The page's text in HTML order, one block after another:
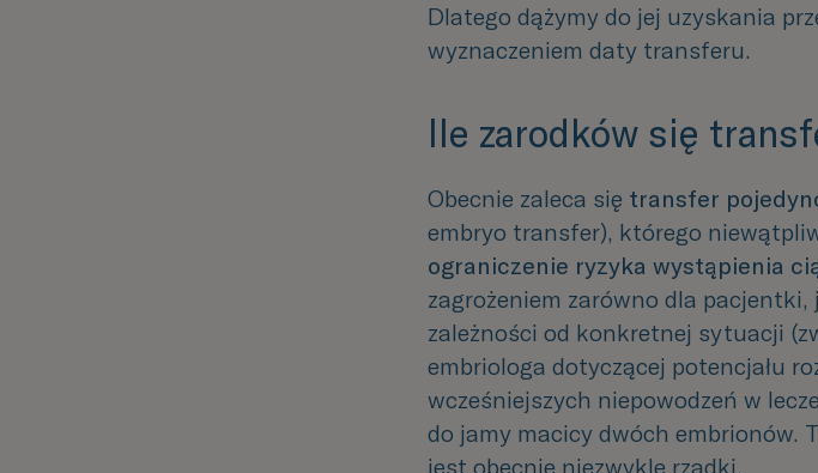
Dlatego dążymy do jej uzyskania
wyznaczeniem daty transferu.
Ile zarodków się
Obecnie zaleca się transfer
embryo transfer), którego
ograniczenie ryzyka wystąpienia
zagrożeniem zarówno dla pacjentki,
zależności od konkretnej sytuacji
embriologa dotyczącej potencjału
wcześniejszych niepowodzeń w
do jamy macicy dwóch embrionów.
jest obecnie niezwykle rzadki.